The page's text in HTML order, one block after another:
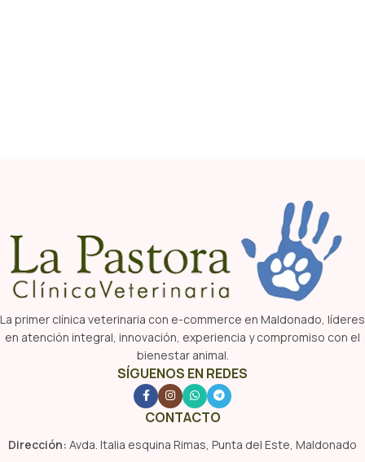
La primer clínica veterinaria con e-commerce en Maldonado, líderes
en atención integral, innovación, experiencia y compromiso con el
bienestar animal.
SÍGUENOS EN REDES
CONTACTO
Dirección: Avda. Italia esquina Rimas, Punta del Este, Maldonado